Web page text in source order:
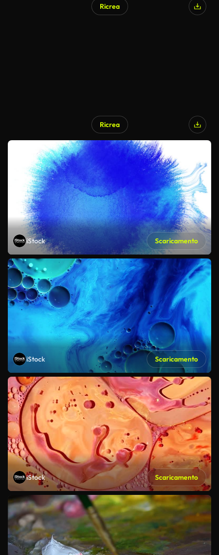
Ricrea
Ricrea
iStock Scaricamento
iStock Scaricamento
iStock Scaricamento